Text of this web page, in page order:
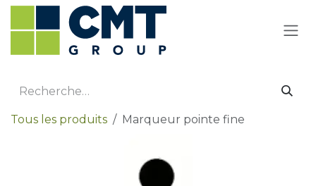
Se rendre au contenu
Tous les produits Marqueur pointe fine